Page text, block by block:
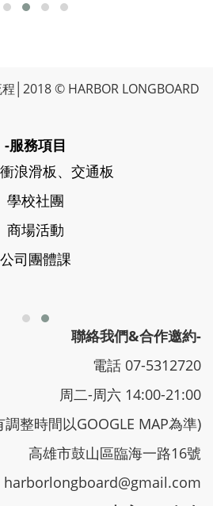
│2018 © HARBOR LONGBOARD
-服務項目
浪滑板、交通板
學校社團
商場活動
公司團體課
聯絡我們&合作邀約-
電話 07-5312720
周二-周六 14:00-21:00
調整時間以GOOGLE MAP為準)
高雄市鼓山區臨海一路16號
harborlongboard@gmail.com